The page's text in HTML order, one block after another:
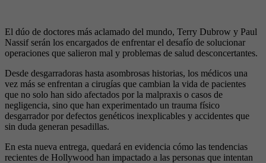
El dúo de doctores más aclamado del mundo, Terry Dubrow y Paul
Nassif serán los encargados de enfrentar el desafío de solucionar
operaciones que salieron mal y problemas de salud desconcertantes.
Desde desgarradoras hasta asombrosas historias, los médicos una
vez más se enfrentan a cirugías que cambian la vida de pacientes
que no solo han sido afectados por la malpraxis o casos de
negligencia, sino que han experimentado un trauma físico
desgarrador por defectos genéticos inexplicables y accidentes que
sin duda generan pesadillas.
En esta nueva entrega, quedará en evidencia cómo las tendencias
recientes de Hollywood han impactado a las personas que intentan